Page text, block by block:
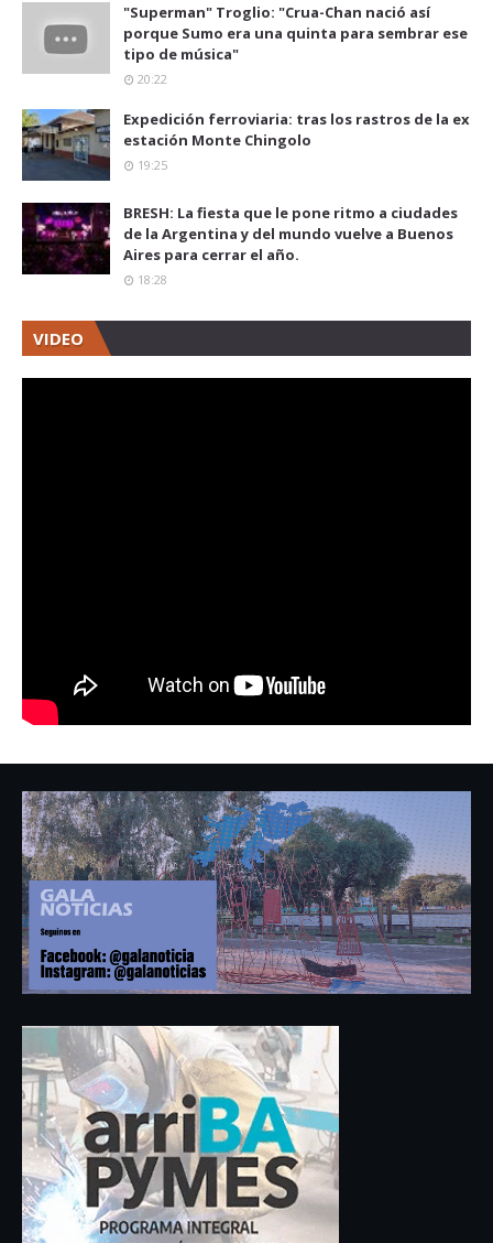
"Superman" Troglio: "Crua-Chan nació así
porque Sumo era una quinta para sembrar ese
tipo de música"
20:22
Expedición ferroviaria: tras los rastros de la ex
estación Monte Chingolo
19:25
BRESH: La fiesta que le pone ritmo a ciudades
de la Argentina y del mundo vuelve a Buenos
Aires para cerrar el año.
18:28
VIDEO